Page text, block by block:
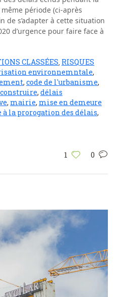
période (ci-après
de s’adapter à cette situation
d’urgence pour faire face à
CLASSÉES RISQUES
environnemntale,
, code de l'urbanisme,
, délais
, mairie, mise en demeure
à la prorogation des délais,
1 0